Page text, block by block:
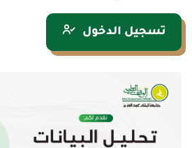
تسجيل الدخول